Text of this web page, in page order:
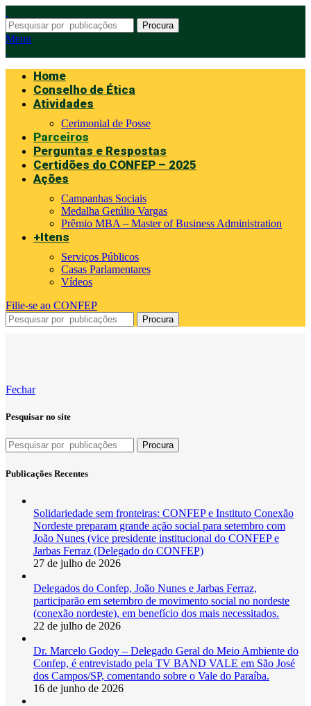
Procura
Menu
Home
Conselho de Ética
Atividades
Cerimonial de Posse
Parceiros
Perguntas e Respostas
Certidões do CONFEP – 2025
Ações
Campanhas Sociais
Medalha Getúlio Vargas
Prêmio MBA – Master of Business Administration
+Itens
Serviços Públicos
Casas Parlamentares
Vídeos
Filie-se ao CONFEP
Procura
Fechar
Pesquisar no site
Procura
Publicações Recentes
Solidariedade sem fronteiras: CONFEP e Instituto Conexão
Nordeste preparam grande ação social para setembro com
João Nunes (vice presidente institucional do CONFEP e
Jarbas Ferraz (Delegado do CONFEP)
27 de julho de 2026
Delegados do Confep, João Nunes e Jarbas Ferraz,
participarão em setembro de movimento social no nordeste
(conexão nordeste), em benefício dos mais necessitados.
22 de julho de 2026
Dr. Marcelo Godoy – Delegado Geral do Meio Ambiente do
Confep, é entrevistado pela TV BAND VALE em São José
dos Campos/SP, comentando sobre o Vale do Paraíba.
16 de junho de 2026